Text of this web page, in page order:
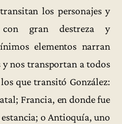
los personajes y
gran destreza y
elementos narran
y nos transportan a todos
que transitó González:
Francia, en donde fue
o Antioquía, uno